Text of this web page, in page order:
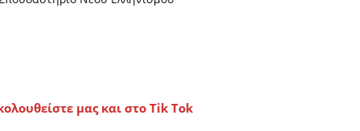
μας και στο Tik Tok